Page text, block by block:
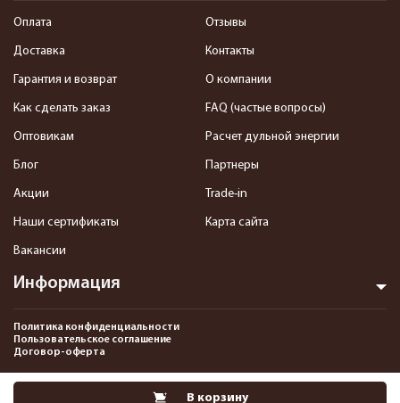
В корзину
Информация
Оплата
Доставка
Гарантия и возврат
Как сделать заказ
Оптовикам
Блог
Акции
Наши сертификаты
Вакансии
Отзывы
Контакты
О компании
FAQ (частые вопросы)
Расчет дульной энергии
Партнеры
Trade-in
Карта сайта
Политика конфиденциальности
Пользовательское соглашение
Договор-оферта
2013-2026 Интернет-магазин пневматики, страйкбола и снаряжения–
Pnevmat24.ru. Все права защищены.©